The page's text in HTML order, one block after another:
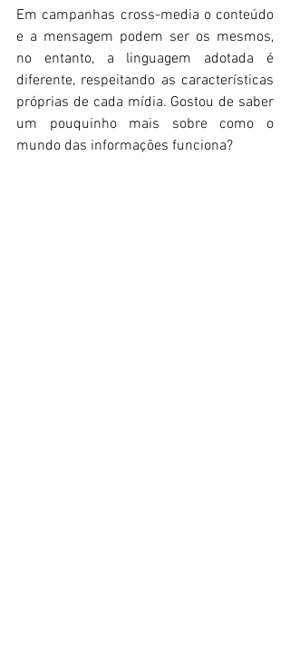
Em campanhas cross-media o conteúdo
e a mensagem podem ser os mesmos,
no entanto, a linguagem adotada é
diferente, respeitando as características
próprias de cada mídia. Gostou de saber
um pouquinho mais sobre como o
mundo das informações funciona?